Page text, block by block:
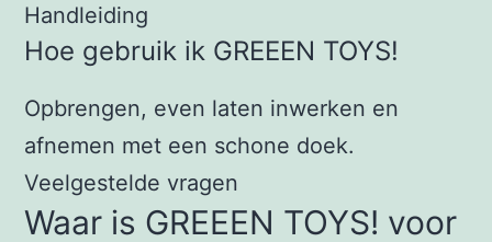
Handleiding
Hoe gebruik ik GREEEN TOYS!
Opbrengen, even laten inwerken en
afnemen met een schone doek.
Veelgestelde vragen
Waar is GREEEN TOYS! voor